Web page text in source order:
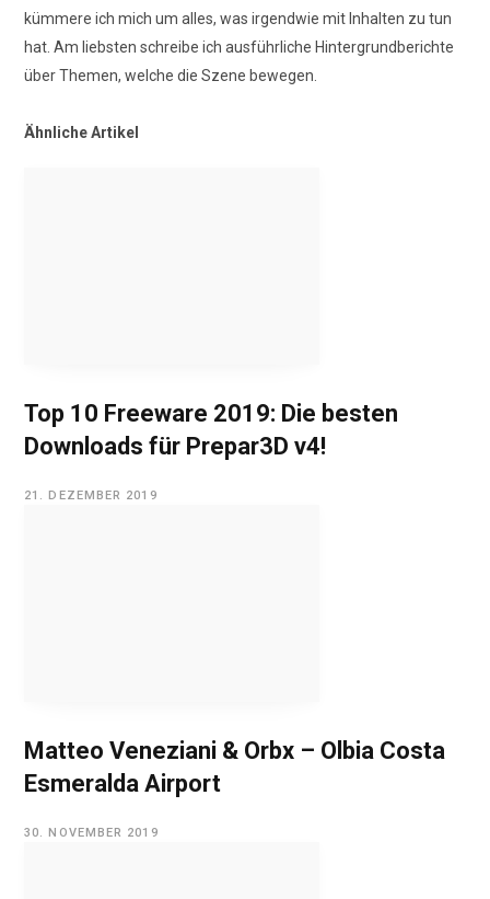
kümmere ich mich um alles, was irgendwie mit Inhalten zu tun
hat. Am liebsten schreibe ich ausführliche Hintergrundberichte
über Themen, welche die Szene bewegen.
Ähnliche Artikel
Top 10 Freeware 2019: Die besten
Downloads für Prepar3D v4!
21. DEZEMBER 2019
Matteo Veneziani & Orbx – Olbia Costa
Esmeralda Airport
30. NOVEMBER 2019